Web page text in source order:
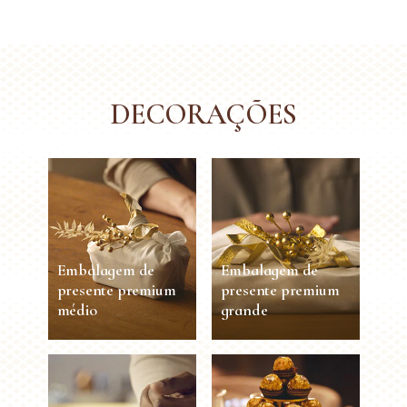
DECORAÇÕES
Embalagem de
presente premium
médio
Embalagem de
presente premium
médio
Embalagem de
presente premium
grande
Embalagem de
presente premium
grande